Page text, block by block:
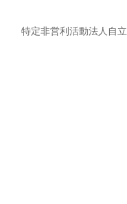
特定非営利活動法人自